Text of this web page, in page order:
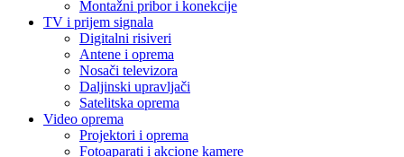
Montažni pribor i konekcije
TV i prijem signala
Digitalni risiveri
Antene i oprema
Nosači televizora
Daljinski upravljači
Satelitska oprema
Video oprema
Projektori i oprema
Fotoaparati i akcione kamere